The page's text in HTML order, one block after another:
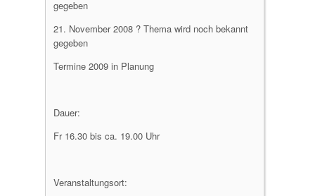
gegeben
21. November 2008 ? Thema wird noch bekannt
gegeben
Termine 2009 in Planung
Dauer:
Fr 16.30 bis ca. 19.00 Uhr
Veranstaltungsort: